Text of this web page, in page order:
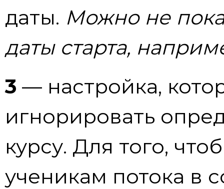
даты. Можно не
даты старта,
3 — настройка,
игнорировать
курсу. Для того,
ученикам потока в